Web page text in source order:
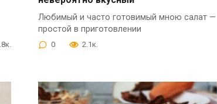
Любимый и часто готовимый мною салат —
простой в приготовлении
0 2.1к.